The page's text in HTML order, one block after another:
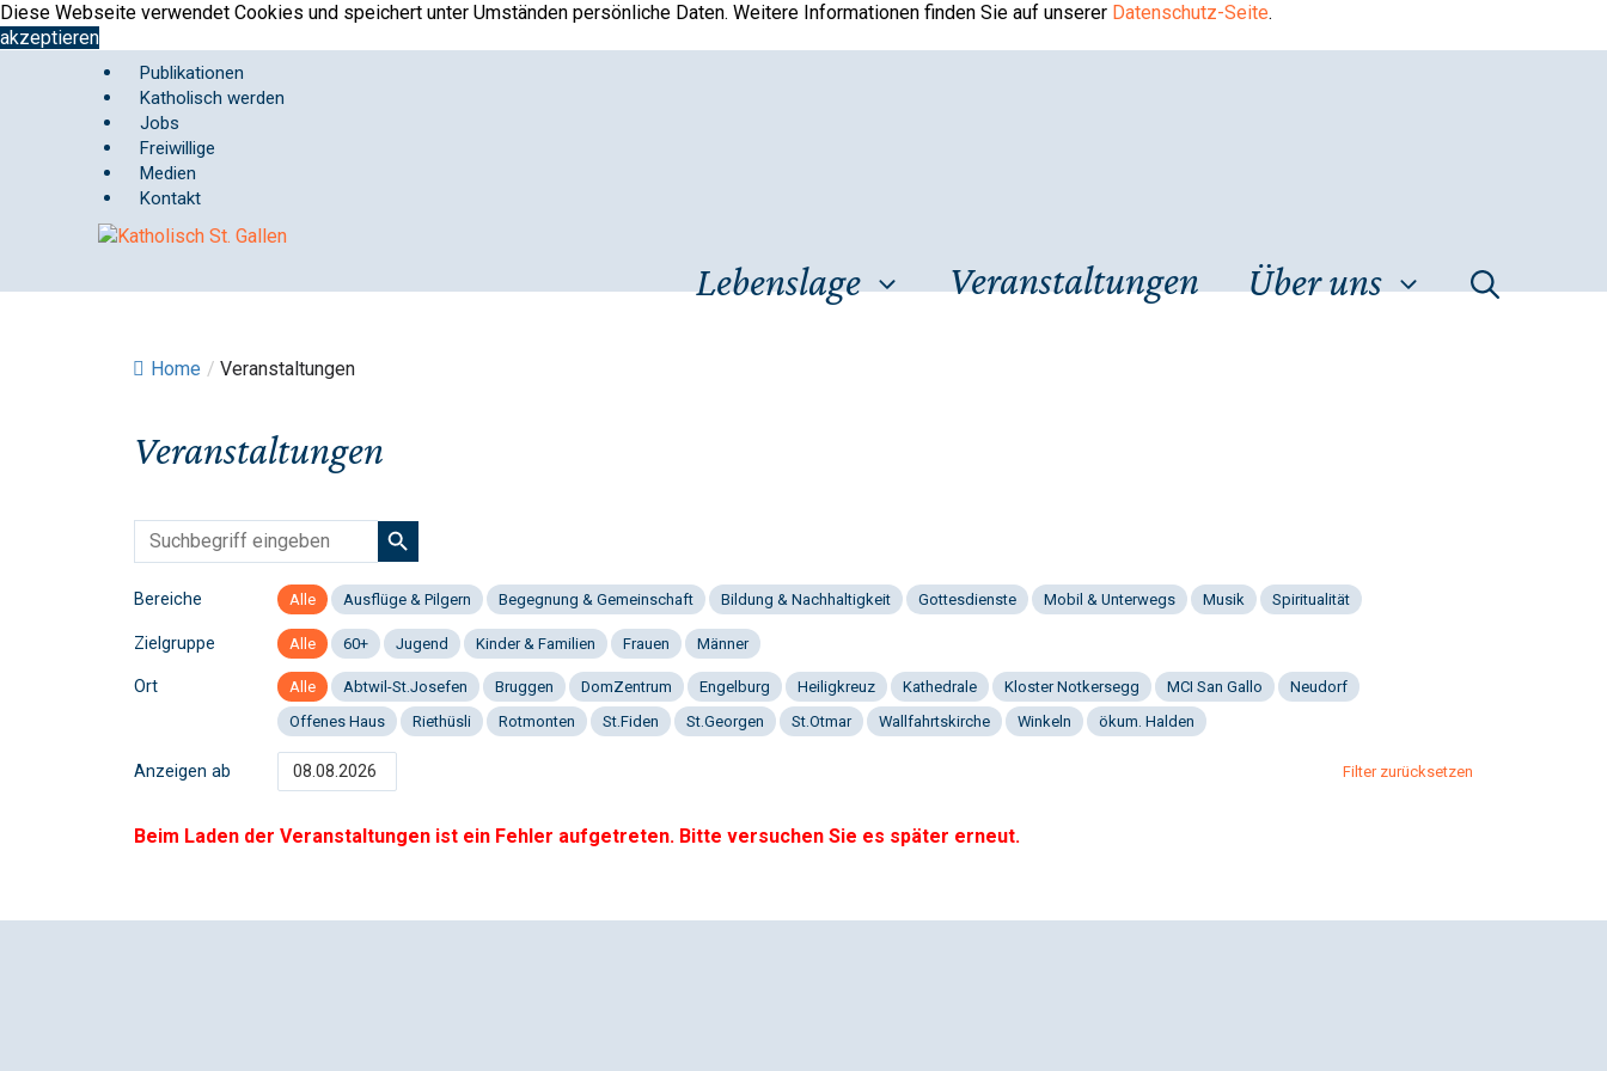
Diese Webseite verwendet Cookies und speichert unter Umständen persönliche Daten. Weitere Informationen finden Sie auf unserer Datenschutz-Seite.
akzeptieren
Springe
zum
Publikationen
Katholisch werden
Jobs
Freiwillige
Medien
Kontakt
Lebenslage Veranstaltungen Über uns
Home / Veranstaltungen
Veranstaltungen
Bereiche Alle Ausflüge & Pilgern Begegnung & Gemeinschaft Bildung & Nachhaltigkeit Gottesdienste Mobil & Unterwegs Musik Spiritualität
Zielgruppe Alle 60+ Jugend Kinder & Familien Frauen Männer
Ort Alle Abtwil-St.Josefen Bruggen DomZentrum Engelburg Heiligkreuz Kathedrale Kloster Notkersegg MCI San Gallo
Neudorf
Offenes Haus
Riethüsli Rotmonten St.Fiden St.Georgen St.Otmar Wallfahrtskirche Winkeln ökum. Halden
Anzeigen ab Filter zurücksetzen
Beim Laden der Veranstaltungen ist ein Fehler aufgetreten. Bitte versuchen Sie es später erneut.